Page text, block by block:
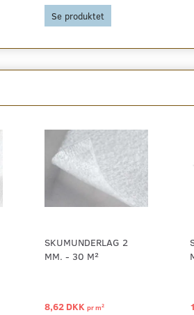
Se produktet
SKUMUNDERLAG 2
MM. - 30 M²
8,62 DKK prm2